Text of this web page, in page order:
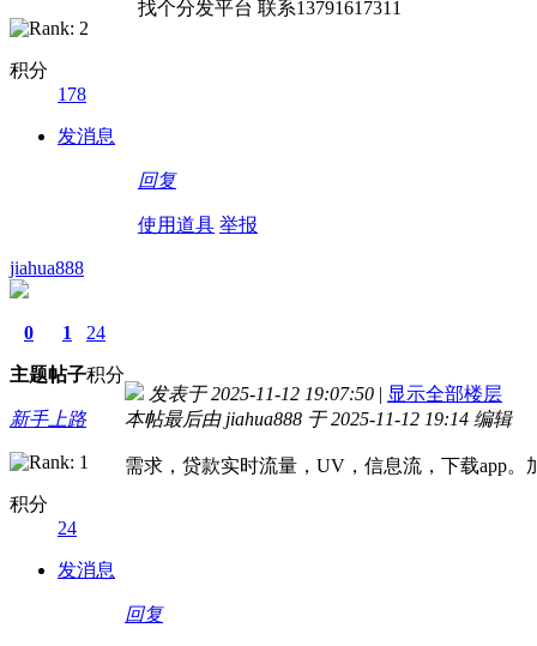
积分
178
发消息
找个分发平台 联系13791617311
回复
使用道具 举报
jiahua888
0
主题
1
帖子
24
积分
新手上路
积分
24
发消息
发表于 2025-11-12 19:07:50 | 显示全部楼层
本帖最后由 jiahua888 于 2025-11-12 19:14 编辑
需求，贷款实时流量，UV，信息流，下载app。
回复